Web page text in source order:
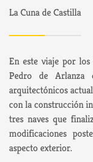
La Cuna de Castilla
En este viaje por
Pedro de Arlanza
arquitectónicos
con la construcción
tres naves que
modificaciones
aspecto exterior.